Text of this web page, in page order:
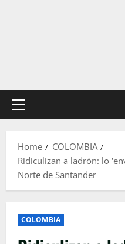
Primary
Home
COLOMBIA
Ridiculizan a ladrón: lo
Norte de Santander
COLOMBIA